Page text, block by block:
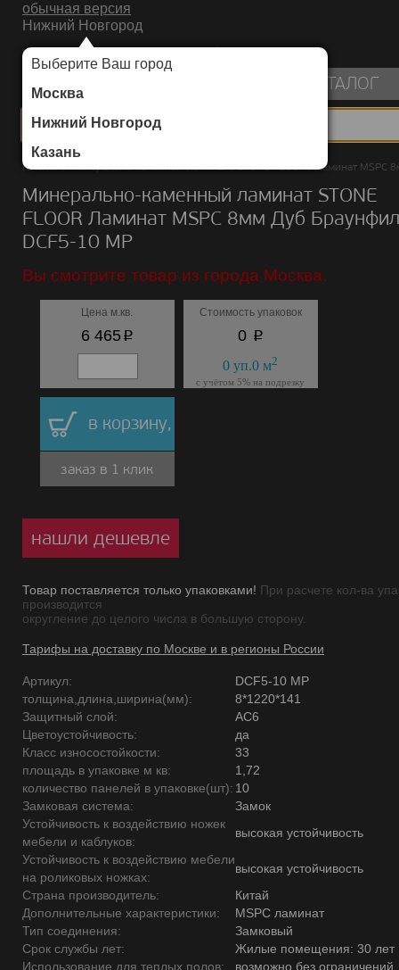
обычная версия
Нижний Новгород
Выберите Ваш город
Москва
Нижний Новгород
Казань
ИНТЕРНЕТ-МАГАЗИН НАПОЛЬНЫХ ПОКРЫТИЙ
КАТАЛОГ
Каталог/Минерально-каменный ламинат/STONE FLOOR/Ламинат MSPC
Минерально-каменный ламинат STONE
FLOOR Ламинат MSPC 8мм Дуб
DCF5-10 MР
Вы смотрите товар из города Москва.
Цена м.кв.
6 465p
Стоимость упаковок
0 p
0 уп.0 м2
с учётом 5% на подрезку
в корзину,
заказ в 1 клик
нашли дешевле
Товар поставляется только упаковками! При расчете кол-ва
производится
округление до целого числа в большую сторону.
Тарифы на доставку по Москве и в регионы России
Артикул:
DCF5-10 MР
толщина,длина,ширина(мм):
8*1220*141
Защитный слой:
AC6
Цветоустойчивость:
да
Класс износостойкости:
33
площадь в упаковке м кв:
1,72
количество панелей в упаковке(шт): 10
Замковая система:
Замок
Устойчивость к воздействию ножек
мебели и каблуков:
высокая устойчивость
Устойчивость к воздействию мебели
на роликовых ножках:
высокая устойчивость
Страна производитель:
Китай
Дополнительные характеристики:
MSPC ламинат
Тип соединения:
Замковый
Срок службы лет:
Жилые помещения: 30 лет
Использование для теплых полов:
возможно без ограничений